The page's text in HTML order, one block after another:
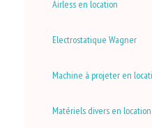
Airless en location
Electrostatique Wagner
Machine à projeter en
Matériels divers en location